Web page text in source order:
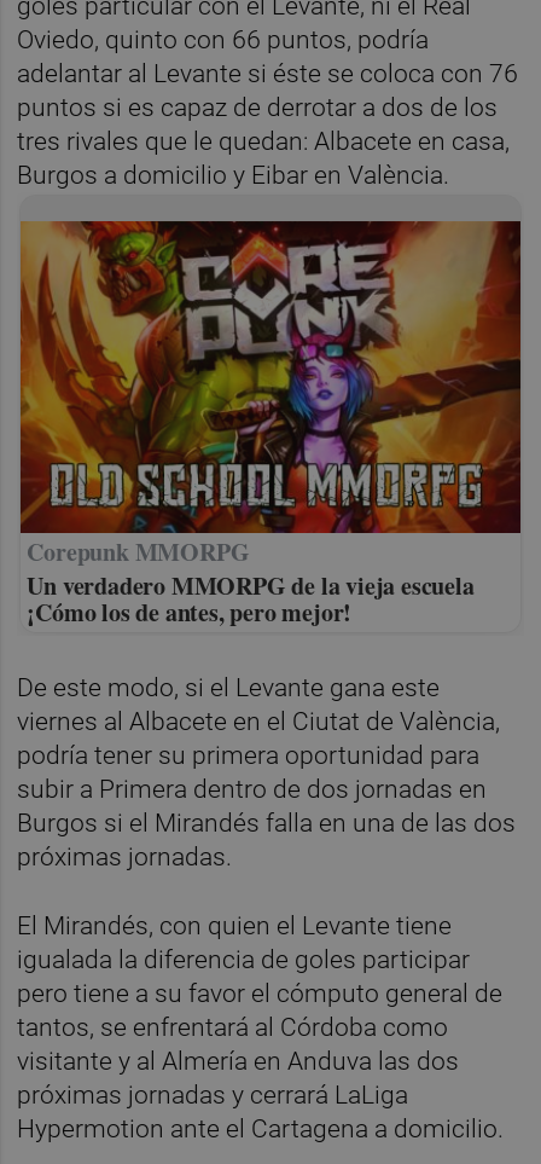
goles particular con el Levante, ni el Real
Oviedo, quinto con 66 puntos, podría
adelantar al Levante si éste se coloca con 76
puntos si es capaz de derrotar a dos de los
tres rivales que le quedan: Albacete en casa,
Burgos a domicilio y Eibar en València.
Corepunk MMORPG
Un verdadero MMORPG de la vieja escuela
¡Cómo los de antes, pero mejor!
De este modo, si el Levante gana este
viernes al Albacete en el Ciutat de València,
podría tener su primera oportunidad para
subir a Primera dentro de dos jornadas en
Burgos si el Mirandés falla en una de las dos
próximas jornadas.
El Mirandés, con quien el Levante tiene
igualada la diferencia de goles participar
pero tiene a su favor el cómputo general de
tantos, se enfrentará al Córdoba como
visitante y al Almería en Anduva las dos
próximas jornadas y cerrará LaLiga
Hypermotion ante el Cartagena a domicilio.